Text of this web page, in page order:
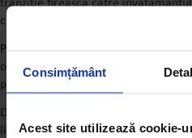
Consimțământ
Acest site utilizează cookie-
tranziție firească către
claritate și autonomie în alegeri.
Procesul educațional este susținut
orientare în carieră, consiliere
precum internshipuri și proiecte
Deși învață într-un liceu britanic,
limbii române și își păstrează astfel